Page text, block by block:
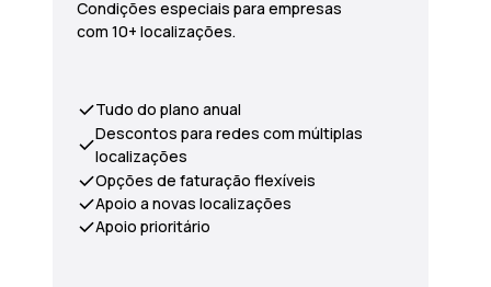
Condições especiais para empresas
com 10+ localizações.
Tudo do plano anual
Descontos para redes com múltiplas
localizações
Opções de faturação flexíveis
Apoio a novas localizações
Apoio prioritário